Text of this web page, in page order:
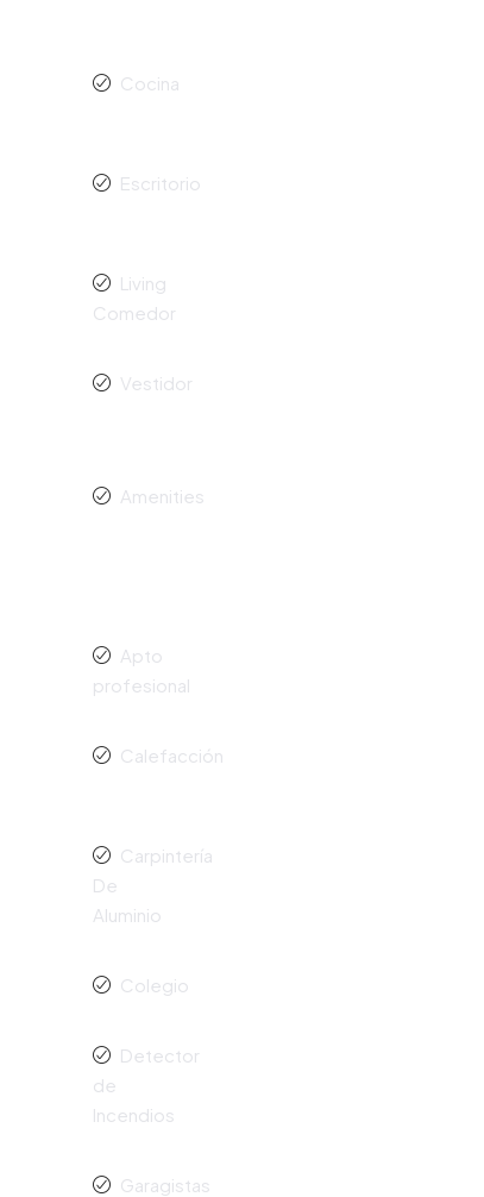
Cocina
Escritorio
Living
Comedor
Vestidor
Amenities
Apto
profesional
Calefacción
Carpintería
De
Aluminio
Colegio
Detector
de
Incendios
Garagistas